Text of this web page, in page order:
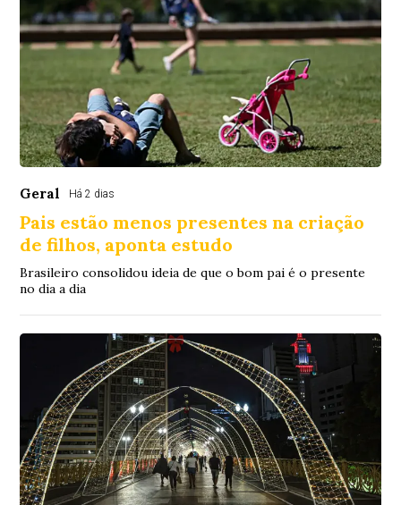
Geral Há 2 dias
Pais estão menos presentes na criação
de filhos, aponta estudo
Brasileiro consolidou ideia de que o bom pai é o presente
no dia a dia